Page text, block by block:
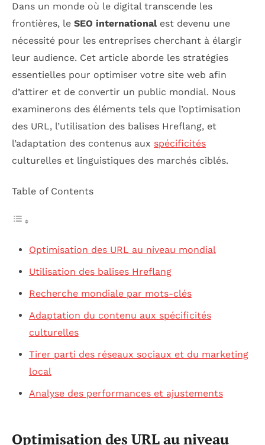
Dans un monde où le digital transcende les
frontières, le SEO internationalest devenu une
nécessité pour les entreprises cherchant à élargir
leur audience. Cet article aborde les stratégies
essentielles pour optimiser votre site web afin
d’attirer et de convertir un public mondial. Nous
examinerons des éléments tels que l’optimisation
des URL, l’utilisation des balises Hreflang, et
l’adaptation des contenus aux spécificités
culturelles et linguistiques des marchés ciblés.
Table of Contents
Optimisation des URL au niveau mondial
Utilisation des balises Hreflang
Recherche mondiale par mots-clés
Adaptation du contenu aux spécificités
culturelles
Tirer parti des réseaux sociaux et du marketing
local
Analyse des performances et ajustements
Optimisation des URL au niveau